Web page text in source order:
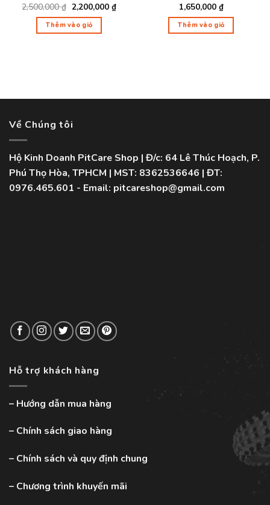
2,500,000₫ Giá
gốc
là:
2,500,000 ₫.
2,200,000 ₫Giá
Thêm vào giỏ
1,650,000 ₫
Thêm vào giỏ
Về Chúng tôi
Hộ Kinh Doanh PitCare Shop | Đ/c: 64 Lê Thúc Hoạch, P.
Phú Thọ Hòa, TPHCM | MST: 8362536646 | ĐT:
0976.465.601 - Email: pitcareshop@gmail.com
Hỗ trợ khách hàng
– Hướng dẫn mua hàng
– Chính sách giao hàng
– Chính sách và quy định chung
– Chương trình khuyến mãi